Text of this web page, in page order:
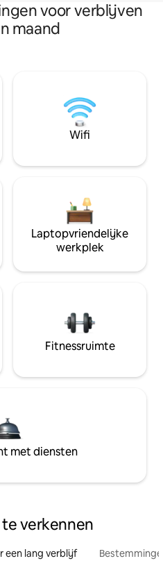
voor verblijven
maand
Wifi
Laptopvriendelijke
werkplek
Fitnessruimte
met diensten
verkennen
een lang verblijf